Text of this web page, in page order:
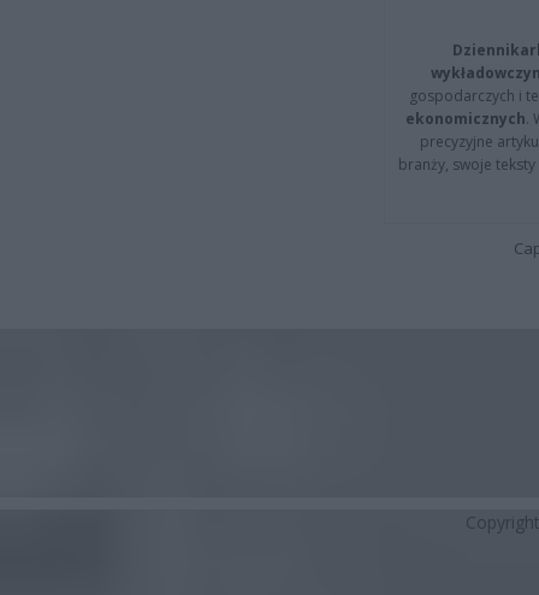
gospodarczych i
ekonomicznych.
precyzyjne
branży, swoje